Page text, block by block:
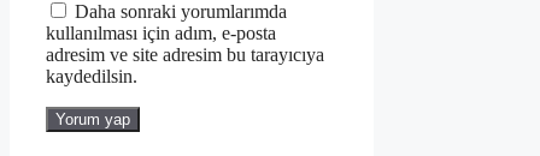
Daha sonraki yorumlarımda
kullanılması için adım, e-posta
adresim ve site adresim bu tarayıcıya
kaydedilsin.